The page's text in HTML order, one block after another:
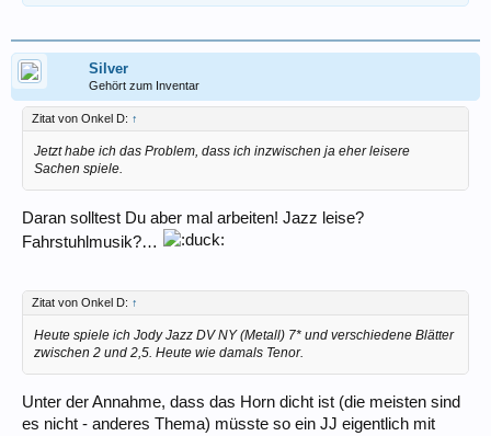
Silver
Gehört zum Inventar
Zitat von Onkel D: ↑
Jetzt habe ich das Problem, dass ich inzwischen ja eher leisere
Sachen spiele.
Daran solltest Du aber mal arbeiten! Jazz leise?
Fahrstuhlmusik?…
Zitat von Onkel D: ↑
Heute spiele ich Jody Jazz DV NY (Metall) 7* und verschiedene Blätter
zwischen 2 und 2,5. Heute wie damals Tenor.
Unter der Annahme, dass das Horn dicht ist (die meisten sind
es nicht - anderes Thema) müsste so ein JJ eigentlich mit